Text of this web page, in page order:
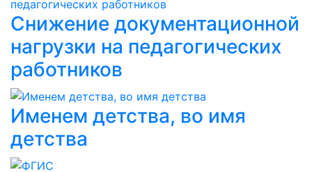
Снижение документационной
нагрузки на педагогических
работников
Именем детства, во имя
детства